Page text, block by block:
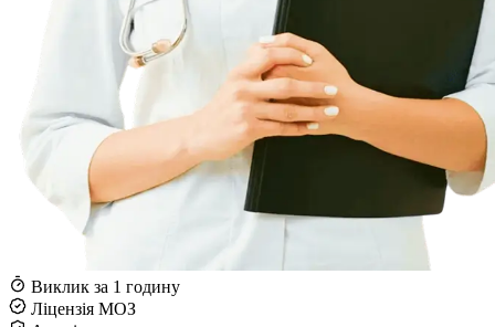
Виклик за 1 годину
Ліцензія МОЗ